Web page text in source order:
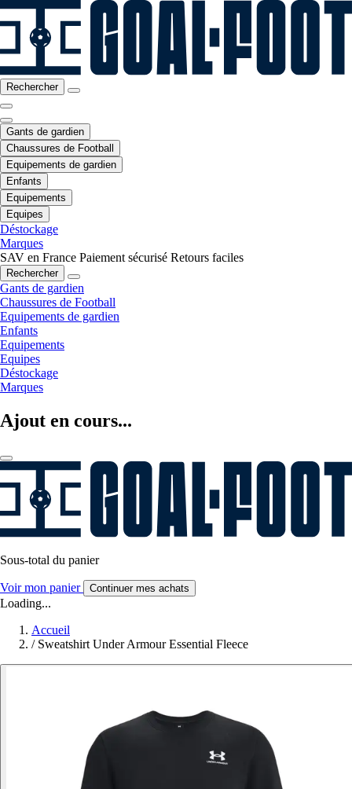
Rechercher
Gants de gardien
Chaussures de Football
Equipements de gardien
Enfants
Equipements
Equipes
Déstockage
Marques
SAV en France Paiement sécurisé Retours faciles
Rechercher
Gants de gardien
Chaussures de Football
Equipements de gardien
Enfants
Equipements
Equipes
Déstockage
Marques
Ajout en cours...
Sous-total du panier
Voir mon panier Continuer mes achats
Loading...
Accueil
/ Sweatshirt Under Armour Essential Fleece